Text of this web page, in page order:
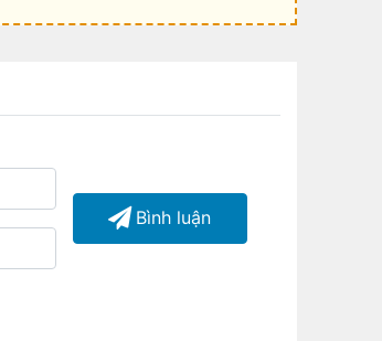
Bình luận